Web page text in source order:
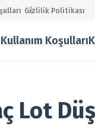
Gizlilik Politikası
Kullanım Koşulları
Lot